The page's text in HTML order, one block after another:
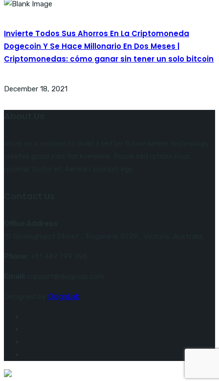
Invierte Todos Sus Ahorros En La Criptomoneda
Dogecoin Y Se Hace Millonario En Dos Meses |
Criptomonedas: cómo ganar sin tener un solo bitcoin
December 18, 2021
DxignLab